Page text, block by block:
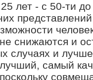
лет - с 50-ти
снижаются и
случаях и
самый